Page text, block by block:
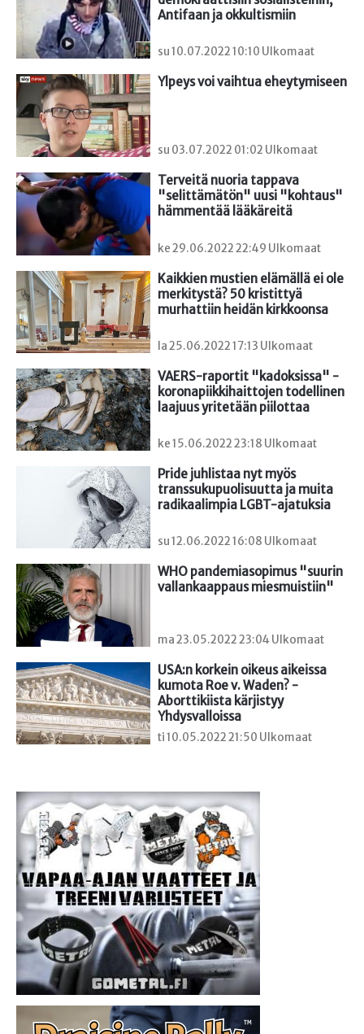
Antifaan ja okkultismiin
su 10.07.2022 10:10 Ulkomaat
Ylpeys voi vaihtua eheytymiseen
su 03.07.2022 01:02 Ulkomaat
Terveitä nuoria tappava
"selittämätön" uusi "kohtaus"
hämmentää lääkäreitä
ke 29.06.2022 22:49 Ulkomaat
Kaikkien mustien elämällä ei ole
merkitystä? 50 kristittyä
murhattiin heidän kirkkoonsa
la 25.06.2022 17:13 Ulkomaat
VAERS-raportit "kadoksissa" -
koronapiikkihaittojen todellinen
laajuus yritetään piilottaa
ke 15.06.2022 23:18 Ulkomaat
Pride juhlistaa nyt myös
transsukupuolisuutta ja muita
radikaalimpia LGBT-ajatuksia
su 12.06.2022 16:08 Ulkomaat
WHO pandemiasopimus "suurin
vallankaappaus miesmuistiin"
ma 23.05.2022 23:04 Ulkomaat
USA:n korkein oikeus aikeissa
kumota Roe v. Waden? -
Aborttikiista kärjistyy
Yhdysvalloissa
ti 10.05.2022 21:50 Ulkomaat